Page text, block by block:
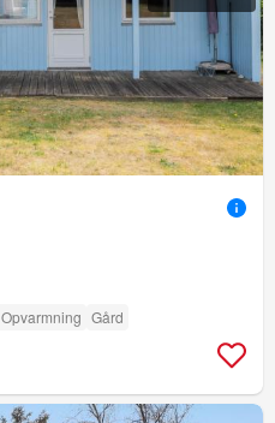
Opvarmning Gård